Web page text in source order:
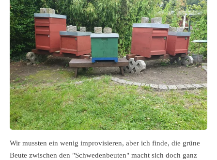
Wir mussten ein wenig improvisieren, aber ich finde, die grüne
Beute zwischen den "Schwedenbeuten" macht sich doch ganz